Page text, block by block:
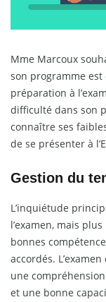
Mme Marcoux
son programme
préparation à
difficulté dans son
connaître ses
de se présenter à
Gestion du
L’inquiétude
l’examen, mais
bonnes
accordés.
une
et une bonne